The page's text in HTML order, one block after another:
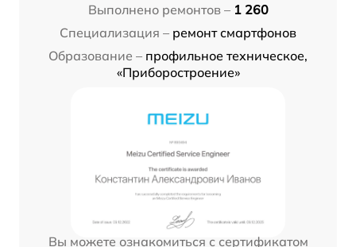
Выполнено ремонтов – 1 260
Специализация – ремонт смартфонов
Образование – профильное техническое,
«Приборостроение»
Вы можете ознакомиться с сертификатом